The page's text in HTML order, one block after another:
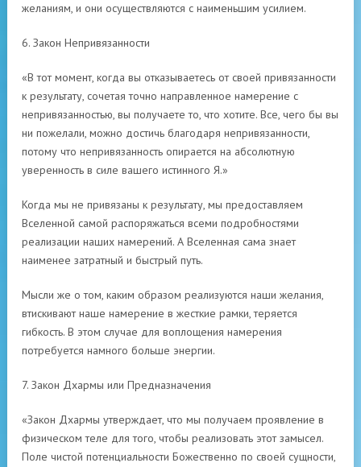
желаниям, и они осуществляются с наименьшим усилием.
6. Закон Непривязанности
«В тот момент, когда вы отказываетесь от своей привязанности
к результату, сочетая точно направленное намерение с
непривязанностью, вы получаете то, что хотите. Все, чего бы вы
ни пожелали, можно достичь благодаря непривязанности,
потому что непривязанность опирается на абсолютную
уверенность в силе вашего истинного Я.»
Когда мы не привязаны к результату, мы предоставляем
Вселенной самой распоряжаться всеми подробностями
реализации наших намерений. А Вселенная сама знает
наименее затратный и быстрый путь.
Мысли же о том, каким образом реализуются наши желания,
втискивают наше намерение в жесткие рамки, теряется
гибкость. В этом случае для воплощения намерения
потребуется намного больше энергии.
7. Закон Дхармы или Предназначения
«Закон Дхармы утверждает, что мы получаем проявление в
физическом теле для того, чтобы реализовать этот замысел.
Поле чистой потенциальности Божественно по своей сущности,